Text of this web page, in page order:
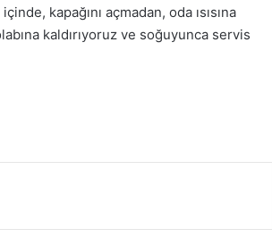
kapağını açmadan, oda ısısına
kaldırıyoruz ve soğuyunca servis